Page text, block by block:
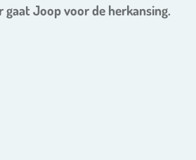
gaat Joop voor de herkansing.